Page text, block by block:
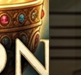
Graal 92 - Noé a-t-il
existé ?
91 - Adam, Eve et le